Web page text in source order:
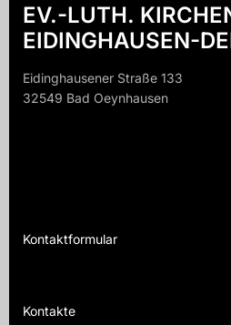
EV.-LUTH.
EIDINGHAUSEN-
Eidinghausener Straße 133
32549 Bad Oeynhausen
Kontaktformular
Kontakte